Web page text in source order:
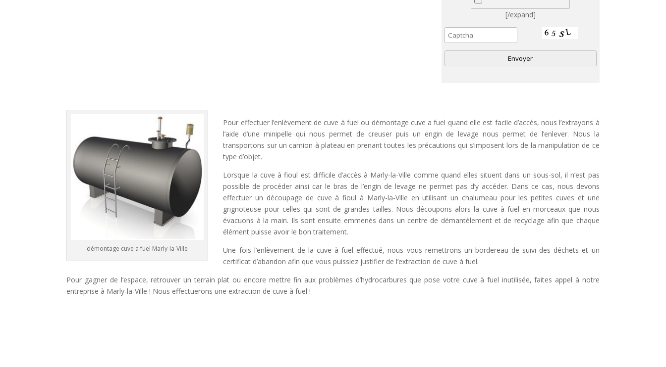
[/expand]
e
r
n
i
v
e
:
démontage cuve a fuel Marly-la-Ville
Pour effectuer l’enlèvement de cuve à fuel ou démontage cuve a fuel quand elle est facile d’accès, nous l’extrayons à
l’aide d’une minipelle qui nous permet de creuser puis un engin de levage nous permet de l’enlever. Nous la
transportons sur un camion à plateau en prenant toutes les précautions qui s’imposent lors de la manipulation de ce
type d’objet.
Lorsque la cuve à fioul est difficile d’accès à Marly-la-Ville comme quand elles situent dans un sous-sol, il n’est pas
possible de procéder ainsi car le bras de l’engin de levage ne permet pas d’y accéder. Dans ce cas, nous devons
effectuer un découpage de cuve à fioul à Marly-la-Ville en utilisant un chalumeau pour les petites cuves et une
grignoteuse pour celles qui sont de grandes tailles. Nous découpons alors la cuve à fuel en morceaux que nous
évacuons à la main. Ils sont ensuite emmenés dans un centre de démantèlement et de recyclage afin que chaque
élément puisse avoir le bon traitement.
Une fois l’enlèvement de la cuve à fuel effectué, nous vous remettrons un bordereau de suivi des déchets et un
certificat d’abandon afin que vous puissiez justifier de l’extraction de cuve à fuel.
Pour gagner de l’espace, retrouver un terrain plat ou encore mettre fin aux problèmes d’hydrocarbures que pose votre cuve à fuel inutilisée, faites appel à notre
entreprise à Marly-la-Ville ! Nous effectuerons une extraction de cuve à fuel !